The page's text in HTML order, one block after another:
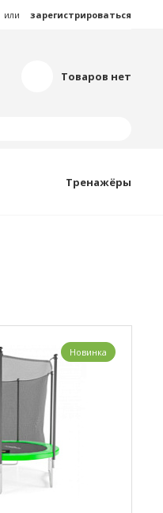
или зарегистрироваться
Товаров нет
Тренажёры
Новинка